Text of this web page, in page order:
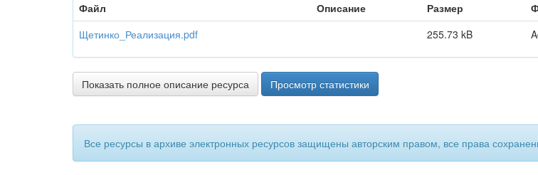
Файл
Описание Размер
Щетинко_Реализация.pdf
255.73 kB
Показать полное описание ресурса Просмотр статистики
Все ресурсы в архиве электронных ресурсов защищены авторским правом, все права